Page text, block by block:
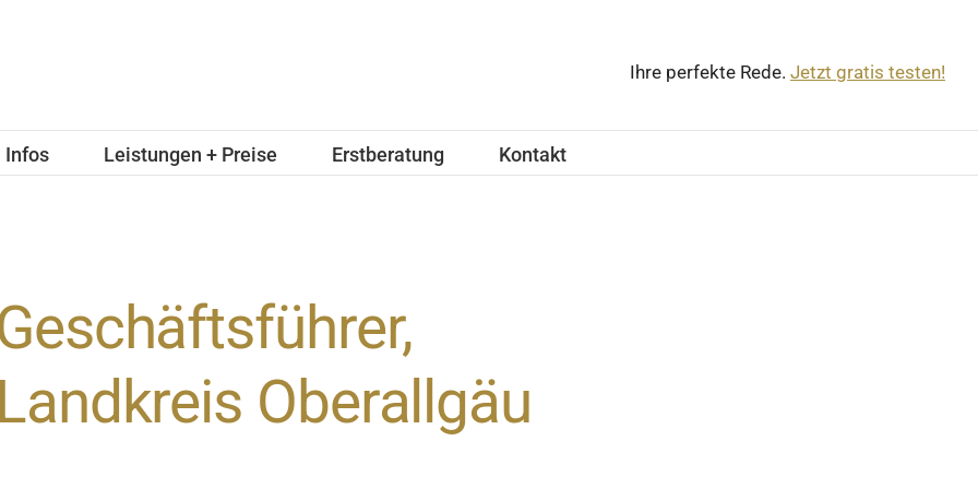
Ihre perfekte Rede. Jetzt gratis testen!
Infos Leistungen + Preise Erstberatung Kontakt
Landkreis Oberallgäu